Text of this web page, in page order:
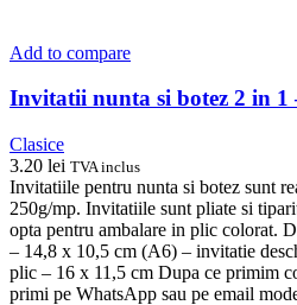
Add to compare
Invitatii nunta si botez 2 in 1
Clasice
3.20 lei TVA inclus
Invitatiile pentru nunta si botez sunt
250g/mp. Invitatiile sunt pliate si
opta pentru ambalare in plic colorat.
– 14,8 x 10,5 cm (A6) – invitatie
plic – 16 x 11,5 cm Dupa ce primim
primi pe WhatsApp sau pe email